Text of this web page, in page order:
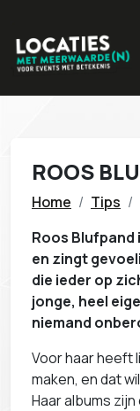
ROOS
Home Tips
Roos
en zingt
die ieder op
jonge, heel
niemand
Voor haar heeft
maken, en dat
Haar albums